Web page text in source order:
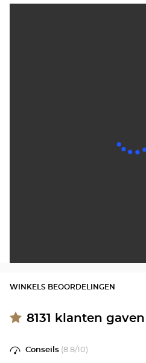
WINKELS BEOORDELINGEN
8131 klanten
Conseils (8.8/10)